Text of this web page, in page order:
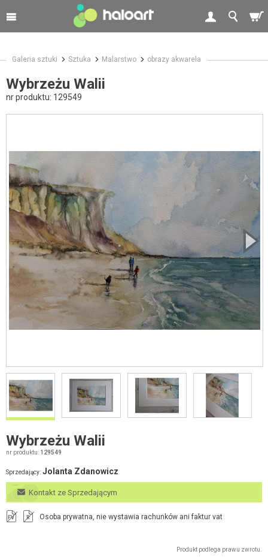
Galeria sztuki Sztuka Malarstwo obrazy akwarela
Wybrzeżu Walii
nr produktu: 129549
Wybrzeżu Walii
nr produktu: 129549
Sprzedający: Jolanta Zdanowicz
Kontakt ze Sprzedającym
FV R Osoba prywatna, nie wystawia rachunków ani faktur vat
Produkt podlega prawu zwrotu.